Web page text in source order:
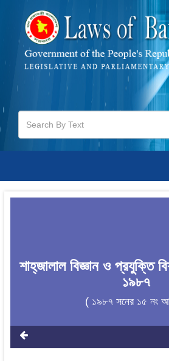
শাহ্‌জালাল বিজ্ঞান ও প্রযুক্তি
১৯৮৭
( ১৯৮৭ সনের ১৫ নং